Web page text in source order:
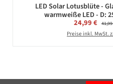
LED Solar Lotusblüte -
warmweiße LED - D:
24,99 €
Preise inkl. MwSt.